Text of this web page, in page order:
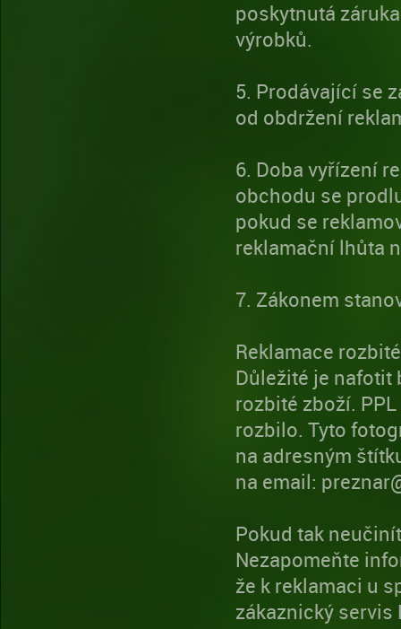
poskytnutá
výrobků.
5. Prodávající se
od obdržení
6. Doba vyřízení
obchodu se
pokud se
reklamační lhůta
7. Zákonem
Reklamace
Důležité je nafotit
rozbité zboží.
rozbilo. Tyto
na adresným
na email:
Pokud tak
Nezapomeňte
že k reklamaci u
zákaznický servis